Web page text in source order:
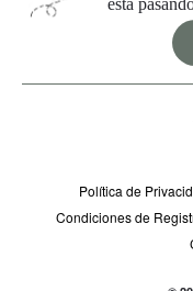
está
Política de
Condiciones de